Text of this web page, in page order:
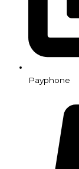
Payphone